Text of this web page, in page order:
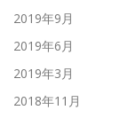
2019年9月
2019年6月
2019年3月
2018年11月